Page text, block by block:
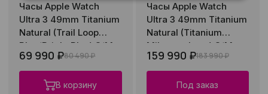
Часы Apple Watch
Ultra 3 49mm Titanium
Natural (Trail Loop
Blue/Bright Blue) S/M
69 990 ₽80 490 ₽
В корзину
Часы Apple Watch
Ultra 3 49mm Titanium
Natural (Titanium
Milanese Loop) S/M
159 990 ₽183 990 ₽
Под заказ